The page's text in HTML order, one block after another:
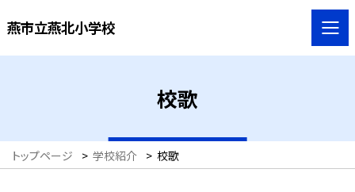
燕市立燕北小学校
校歌
トップページ > 学校紹介 > 校歌